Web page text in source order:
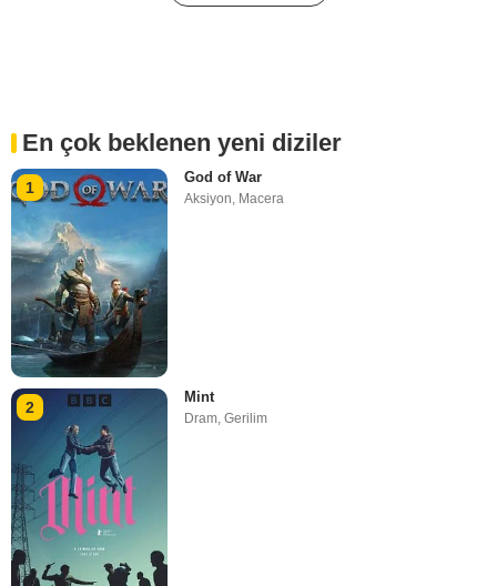
En çok beklenen yeni diziler
1
God of War
Aksiyon Macera
2
Mint
Dram,Gerilim